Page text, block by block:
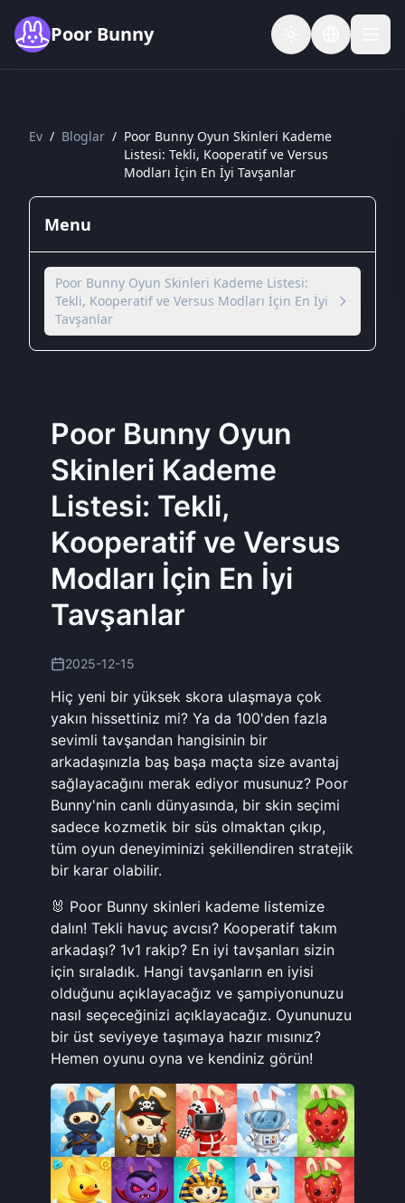
Poor Bunny
Ev / Bloglar / Poor Bunny Oyun Skinleri Kademe
Listesi: Tekli, Kooperatif ve Versus
Modları İçin En İyi Tavşanlar
Menu
Poor Bunny Oyun Skinleri Kademe Listesi:
Tekli, Kooperatif ve Versus Modları İçin En İyi
Tavşanlar
Poor Bunny Oyun
Skinleri Kademe
Listesi: Tekli,
Kooperatif ve Versus
Modları İçin En İyi
Tavşanlar
2025-12-15
Hiç yeni bir yüksek skora ulaşmaya çok
yakın hissettiniz mi? Ya da 100'den fazla
sevimli tavşandan hangisinin bir
arkadaşınızla baş başa maçta size avantaj
sağlayacağını merak ediyor musunuz? Poor
Bunny'nin canlı dünyasında, bir skin seçimi
sadece kozmetik bir süs olmaktan çıkıp,
tüm oyun deneyiminizi şekillendiren stratejik
bir karar olabilir.
🐰 Poor Bunny skinleri kademe listemize
dalın! Tekli havuç avcısı? Kooperatif takım
arkadaşı? 1v1 rakip? En iyi tavşanları sizin
için sıraladık. Hangi tavşanların en iyisi
olduğunu açıklayacağız ve şampiyonunuzu
nasıl seçeceğinizi açıklayacağız. Oyununuzu
bir üst seviyeye taşımaya hazır mısınız?
Hemen oyunu oyna ve kendiniz görün!